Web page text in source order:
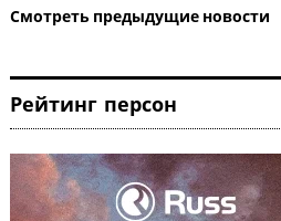
Смотреть
Рейтинг